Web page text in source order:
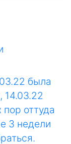
была
14.03.22
оттуда
3 недели